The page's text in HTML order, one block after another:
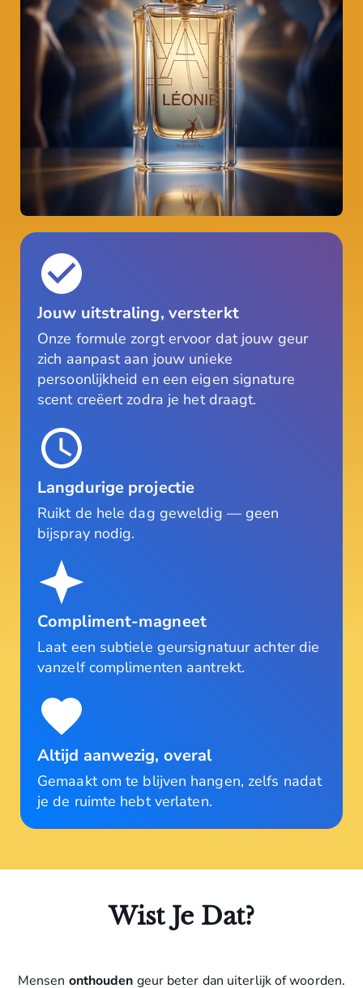
Jouw uitstraling, versterkt
Onze formule zorgt ervoor dat jouw geur
zich aanpast aan jouw unieke
persoonlijkheid en een eigen signature
scent creëert zodra je het draagt.
Langdurige projectie
Ruikt de hele dag geweldig — geen
bijspray nodig.
Compliment-magneet
Laat een subtiele geursignatuur achter die
vanzelf complimenten aantrekt.
Altijd aanwezig, overal
Gemaakt om te blijven hangen, zelfs nadat
je de ruimte hebt verlaten.
Wist Je Dat?
Mensen onthouden geur beter dan uiterlijk of woorden.